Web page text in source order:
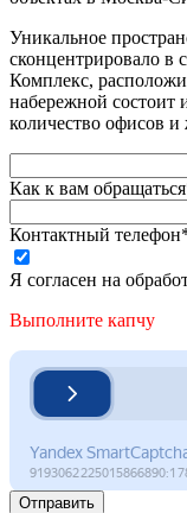
Уникальное
сконцентрировало в
Комплекс,
набережной состоит
количество офисов
Как к вам
Контактный
Я согласен на
Выполните капчу
Отправить